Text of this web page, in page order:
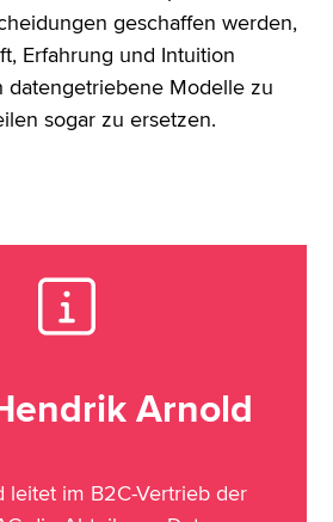
geschaffen werden,
Erfahrung und Intuition
datengetriebene Modelle zu
sogar zu ersetzen.
Arnold
leitet im B2C-Vertrieb der